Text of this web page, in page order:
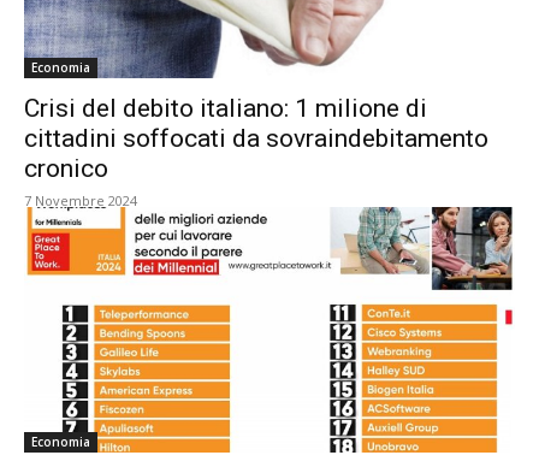
Economia
Crisi del debito italiano: 1 milione di
cittadini soffocati da sovraindebitamento
cronico
7 Novembre 2024
Economia